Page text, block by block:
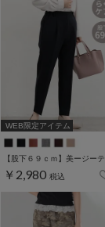
WEB限定アイテム
￥2,980 税込